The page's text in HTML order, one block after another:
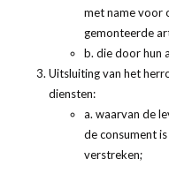
met name voor
gemonteerde
b. die door hun
Uitsluiting van het
diensten:
a. waarvan de
de consument
verstreken;